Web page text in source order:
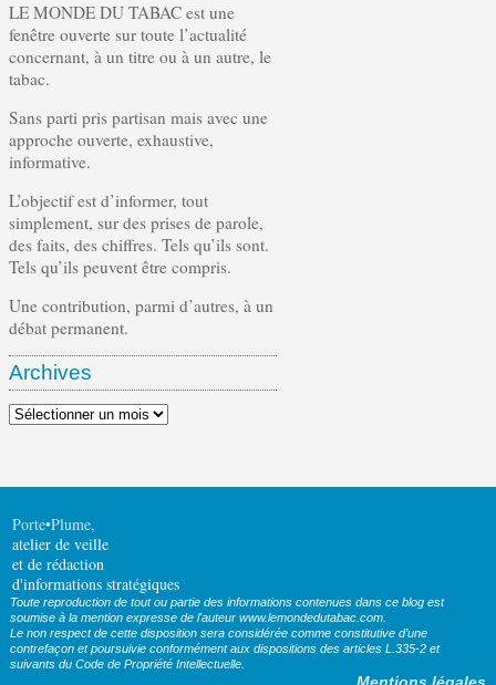
LE MONDE DU TABAC est une
fenêtre ouverte sur toute l’actualité
concernant, à un titre ou à un autre, le
tabac.
Sans parti pris partisan mais avec une
approche ouverte, exhaustive,
informative.
L’objectif est d’informer, tout
simplement, sur des prises de parole,
des faits, des chiffres. Tels qu’ils sont.
Tels qu’ils peuvent être compris.
Une contribution, parmi d’autres, à un
débat permanent.
Archives
Archives
Porte•Plume,
atelier de veille
et de rédaction
d'informations stratégiques
Toute reproduction de tout ou partie des informations contenues dans ce blog est
soumise à la mention expresse de l'auteur www.lemondedutabac.com.
Le non respect de cette disposition sera considérée comme constitutive d’une
contrefaçon et poursuivie conformément aux dispositions des articles L.335-2 et
suivants du Code de Propriété Intellectuelle.